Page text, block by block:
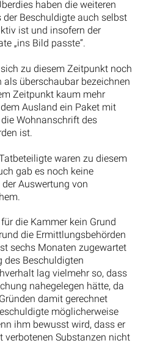
haben die weiteren
der Beschuldigte auch selbst
ist und insofern der
„ins Bild passte“.
zu diesem Zeitpunkt noch
als überschaubar bezeichnen
Zeitpunkt kaum mehr
Ausland ein Paket mit
Wohnanschrift des
ist.
waren zu diesem
gab es noch keine
Auswertung von
die Kammer kein Grund
die Ermittlungsbehörden
sechs Monaten zugewartet
des Beschuldigten
lag vielmehr so, dass
nahegelegen hätte, da
damit gerechnet
möglicherweise
ihm bewusst wird, dass er
verbotenen Substanzen nicht